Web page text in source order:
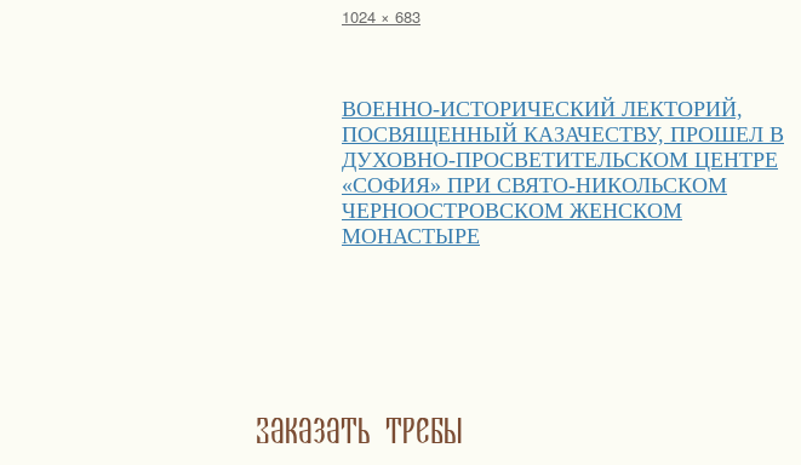
Полный
1024 × 683
Навигация
по
записям
ВОЕННО-ИСТОРИЧЕСКИЙ ЛЕКТОРИЙ,
ПОСВЯЩЕННЫЙ КАЗАЧЕСТВУ, ПРОШЕЛ В
ДУХОВНО-ПРОСВЕТИТЕЛЬСКОМ ЦЕНТРЕ
«СОФИЯ» ПРИ СВЯТО-НИКОЛЬСКОМ
ЧЕРНООСТРОВСКОМ ЖЕНСКОМ
МОНАСТЫРЕ
Заказать требы